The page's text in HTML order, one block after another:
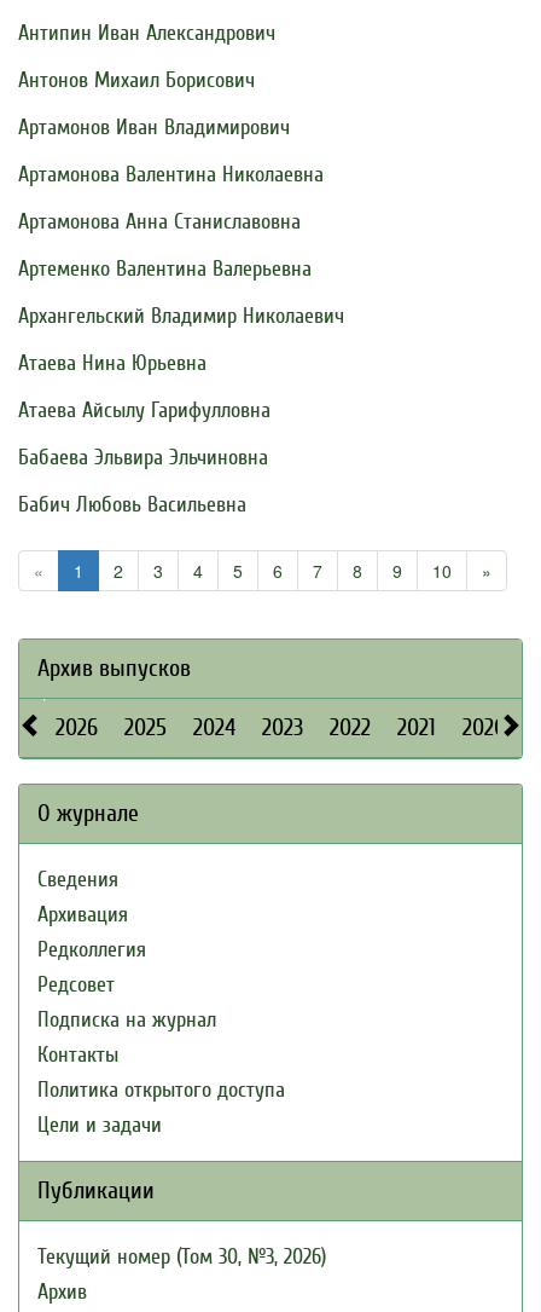
Антипин Иван Александрович
Антонов Михаил Борисович
Артамонов Иван Владимирович
Артамонова Валентина Николаевна
Артамонова Анна Станиславовна
Артеменко Валентина Валерьевна
Архангельский Владимир Николаевич
Атаева Нина Юрьевна
Атаева Айсылу Гарифулловна
Бабаева Эльвира Эльчиновна
Бабич Любовь Васильевна
« 1 2 3 4 5 6 7 8 9 10 »
Архив выпусков
2026 2025 2024 2023 2022 2021 2020
О журнале
Сведения
Архивация
Редколлегия
Редсовет
Подписка на журнал
Контакты
Политика открытого доступа
Цели и задачи
Публикации
Текущий номер (Том 30, №3, 2026)
Архив